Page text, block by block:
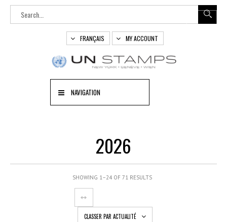
FRANÇAIS MY ACCOUNT
NAVIGATION
2026
SHOWING 1–24 OF 71 RESULTS
CLASSER PAR ACTUALITÉ
OUT